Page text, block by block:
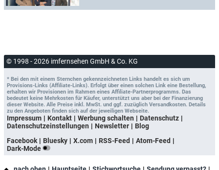
© 1998 - 2026 imfernsehen GmbH & Co. KG
* Bei den mit einem Sternchen gekennzeichneten Links handelt es sich um
Provisions-Links (Affiliate-Links). Erfolgt über einen solchen Link eine Bestellung,
erhalten wir Provisionen im Rahmen eines Affiliate-Partnerprogramms. Das
bedeutet keine Mehrkosten für Käufer, unterstützt uns aber bei der Finanzierung
dieser Website. Alle Preise inkl. MwSt. und ggf. zuzüglich Versandkosten. Details
zu den Angeboten finden sich auf der jeweiligen Webseite.
Impressum Kontakt Werbung schalten
Datenschutz
Datenschutzeinstellungen
Newsletter
Blog
Facebook
Bluesky X.com RSS-Feed
Atom-Feed
Dark-Mode